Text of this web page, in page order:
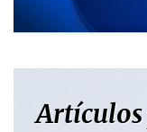
Artículos